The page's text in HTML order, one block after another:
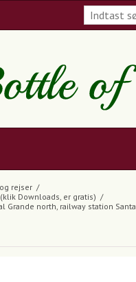
rejser /
(klik Downloads, er gratis) /
Grande north, railway station Santa